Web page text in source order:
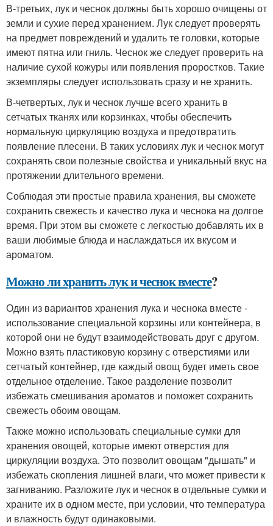
В-третьих, лук и чеснок должны быть хорошо очищены от
земли и сухие перед хранением. Лук следует проверять
на предмет повреждений и удалить те головки, которые
имеют пятна или гниль. Чеснок же следует проверить на
наличие сухой кожуры или появления проростков. Такие
экземпляры следует использовать сразу и не хранить.
В-четвертых, лук и чеснок лучше всего хранить в
сетчатых тканях или корзинках, чтобы обеспечить
нормальную циркуляцию воздуха и предотвратить
появление плесени. В таких условиях лук и чеснок могут
сохранять свои полезные свойства и уникальный вкус на
протяжении длительного времени.
Соблюдая эти простые правила хранения, вы сможете
сохранить свежесть и качество лука и чеснока на долгое
время. При этом вы сможете с легкостью добавлять их в
ваши любимые блюда и наслаждаться их вкусом и
ароматом.
Можно ли хранить лук и чеснок вместе?
Один из вариантов хранения лука и чеснока вместе -
использование специальной корзины или контейнера, в
которой они не будут взаимодействовать друг с другом.
Можно взять пластиковую корзину с отверстиями или
сетчатый контейнер, где каждый овощ будет иметь свое
отдельное отделение. Такое разделение позволит
избежать смешивания ароматов и поможет сохранить
свежесть обоим овощам.
Также можно использовать специальные сумки для
хранения овощей, которые имеют отверстия для
циркуляции воздуха. Это позволит овощам "дышать" и
избежать скопления лишней влаги, что может привести к
загниванию. Разложите лук и чеснок в отдельные сумки и
храните их в одном месте, при условии, что температура
и влажность будут одинаковыми.